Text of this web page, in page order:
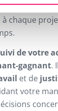
ainsi avoir
chaque
de votre
gagnant.
et de
votre